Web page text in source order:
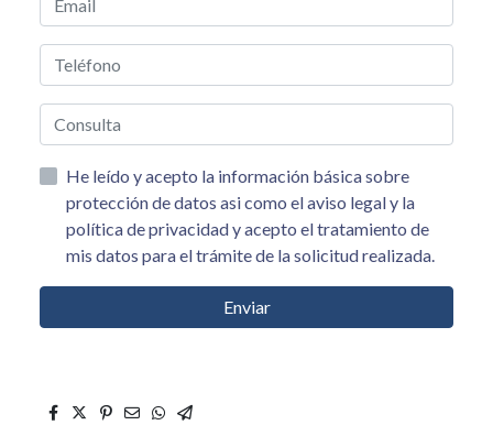
He leído y acepto la información básica sobre
protección de datos asi como el aviso legal y la
política de privacidad y acepto el tratamiento de
mis datos para el trámite de la solicitud realizada.
Enviar